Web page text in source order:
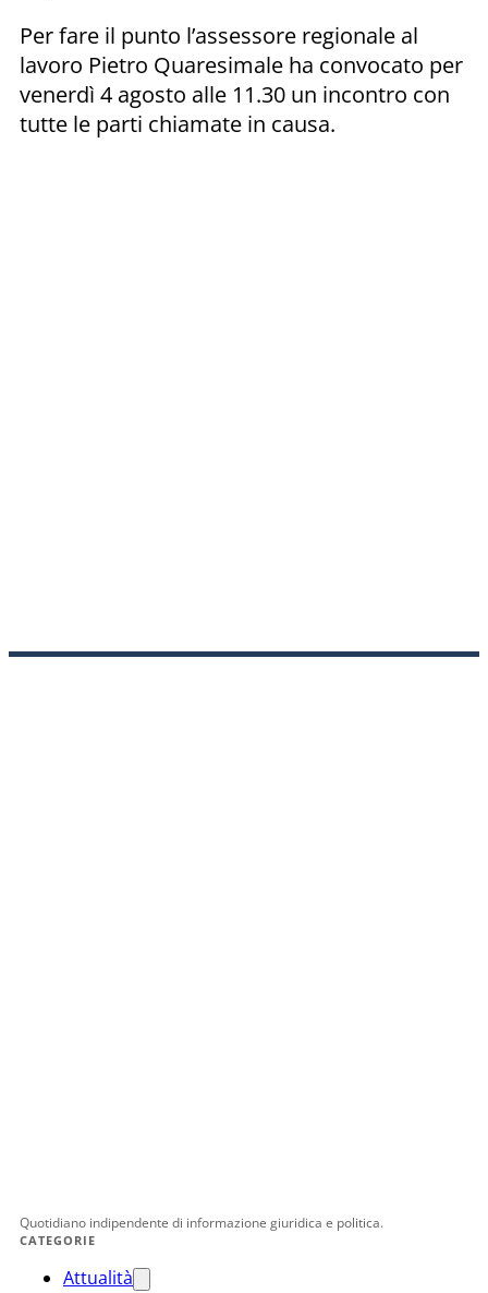
Per fare il punto l’assessore regionale al
lavoro Pietro Quaresimale ha convocato per
venerdì 4 agosto alle 11.30 un incontro con
tutte le parti chiamate in causa.
Quotidiano indipendente di informazione giuridica e politica.
CATEGORIE
Attualità